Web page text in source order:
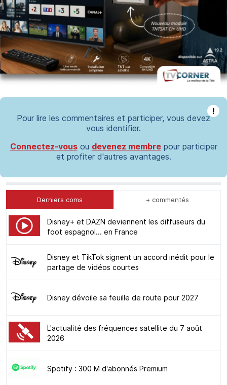
!
Pour lire les commentaires et participer, vous devez
vous identifier.
Connectez-vousou devenez membrepour participer
et profiter d'autres avantages.
Derniers coms + commentés
Disney+ et DAZN deviennent les diffuseurs du
foot espagnol... en France
Disney et TikTok signent un accord inédit pour le
partage de vidéos courtes
Disney dévoile sa feuille de route pour 2027
L'actualité des fréquences satellite du 7 août
2026
Spotify : 300 M d'abonnés Premium